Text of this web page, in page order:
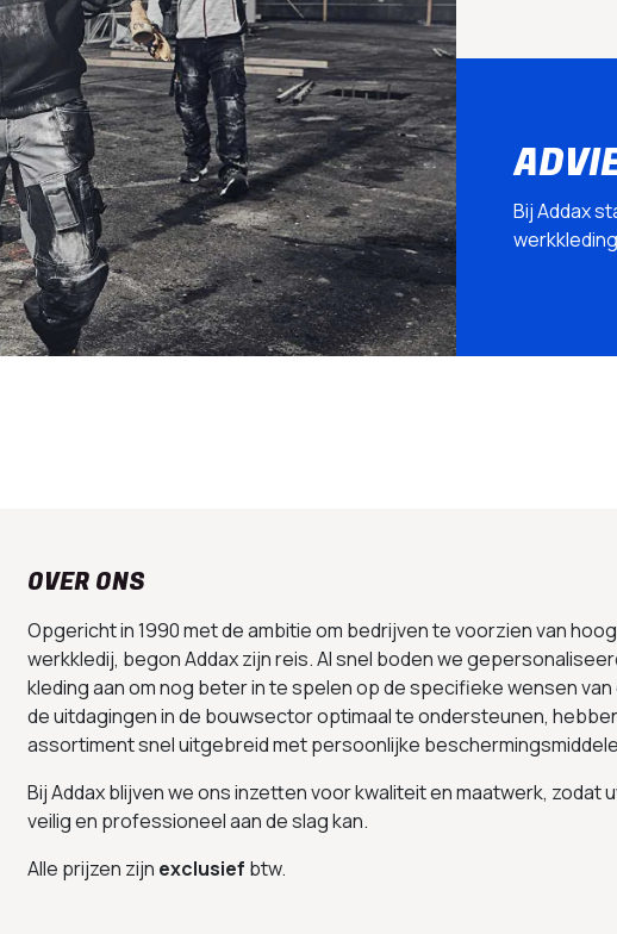
Bij Addax
OVER ONS
Opgericht in 1990 met de ambitie om bedrijven te voorzien van
werkkledij, begon Addax zijn reis. Al snel boden we
kleding aan om nog beter in te spelen op de specifieke wensen van
de uitdagingen in de bouwsector optimaal te ondersteunen,
assortiment snel uitgebreid met persoonlijke
Bij Addax blijven we ons inzetten voor kwaliteit en maatwerk, zodat
veilig en professioneel aan de slag kan.
Alle prijzen zijn exclusief btw.